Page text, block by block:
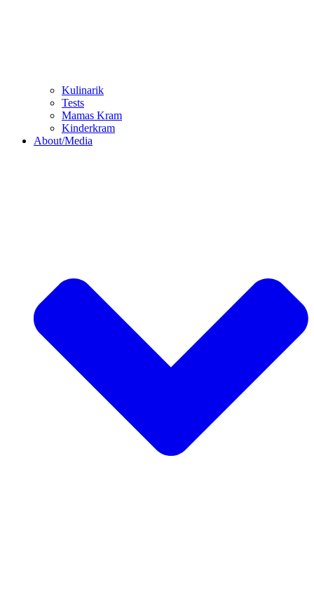
Kulinarik
Tests
Mamas Kram
Kinderkram
About/Media